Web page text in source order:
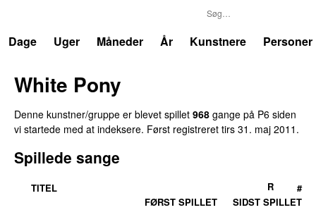
Dage
Uger Måneder År Kunstnere Personer
White Pony
Denne kunstner/gruppe er blevet spillet 968 gange på P6 siden
vi startede med at indeksere. Først registreret tirs 31. maj 2011 .
Spillede sange
TITEL
FØRST SPILLET
SIDST SPILLET
R #